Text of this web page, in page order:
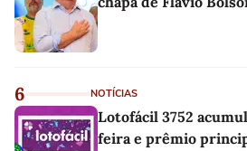
6 NOTÍCIAS
Lotofácil 3752
feira e prêmio